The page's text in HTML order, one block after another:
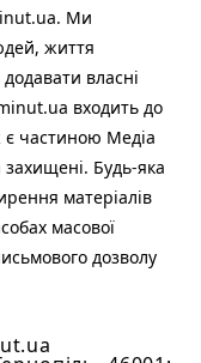
Ми
життя
власні
входить до
є частиною Медіа
Будь-яка
матеріалів
масової
дозволу